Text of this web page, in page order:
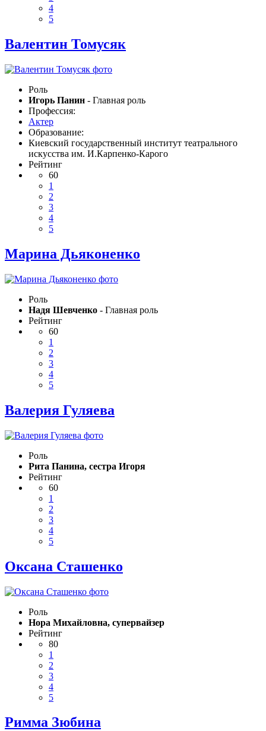
4
5
Валентин Томусяк
Роль
Игорь Панин - Главная роль
Профессия:
Актер
Образование:
Киевский государственный институт театрального
искусства им. И.Карпенко-Карого
Рейтинг
60
1
2
3
4
5
Марина Дьяконенко
Роль
Надя Шевченко - Главная роль
Рейтинг
60
1
2
3
4
5
Валерия Гуляева
Роль
Рита Панина, сестра Игоря
Рейтинг
60
1
2
3
4
5
Оксана Сташенко
Роль
Нора Михайловна, супервайзер
Рейтинг
80
1
2
3
4
5
Римма Зюбина